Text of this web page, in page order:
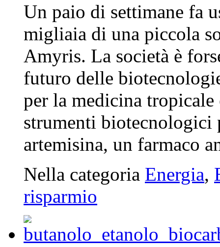
Un paio di settimane fa
migliaia di una piccola
Amyris. La società è
futuro delle
per la medicina
strumenti biotecnologici
artemisina, un farmaco
Nella categoria Energia,
risparmio